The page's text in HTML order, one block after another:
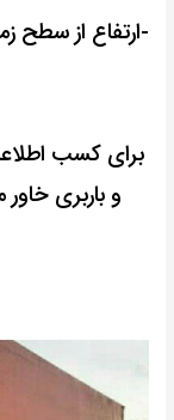
-ارتفاع از سطح زمین ۱.۱
برای کسب